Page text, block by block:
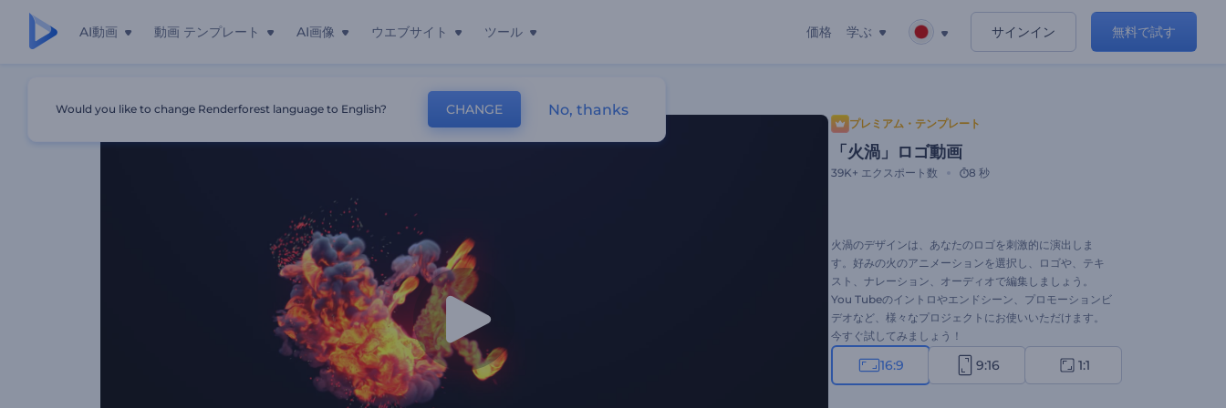
AI動画 動画 テンプレート AI画像 ウエブサイト ツール 価格 学ぶ サインイン 無料で試す
プレミアム・テンプレート
「火渦」ロゴ動画
39K+ エクスポート数 8 秒
火渦のデザインは、あなたのロゴを刺激的に演出しま
す。好みの火のアニメーションを選択し、ロゴや、テキ
スト、ナレーション、オーディオで編集しましょう。
You Tubeのイントロやエンドシーン、プロモーションビ
デオなど、様々なプロジェクトにお使いいただけます。
今すぐ試してみましょう！
16:9 9:16 1:1
Would you like to change Renderforest language to English? CHANGE No, thanks